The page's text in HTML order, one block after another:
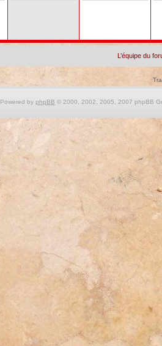
L’équipe du
Powered by phpBB © 2000, 2002, 2005, 2007 phpBB